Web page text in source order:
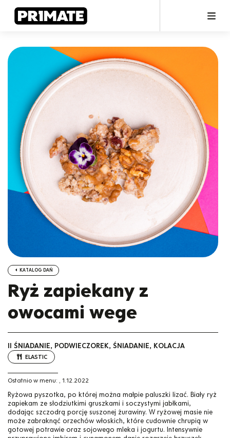
KATALOG DAŃ
Ryż zapiekany z
owocami wege
II ŚNIADANIE, PODWIECZOREK, ŚNIADANIE, KOLACJA
ELASTIC
Ostatnio w menu: , 1.12.2022
Ryżowa pyszotka, po której można małpie paluszki lizać. Biały ryż
zapiekam ze słodziutkimi gruszkami i soczystymi jabłkami,
dodając szczodrą porcję suszonej żurawiny. W ryżowej masie nie
może zabraknąć orzechów włoskich, które cudownie chrupią w
gotowej potrawie oraz sojowego mleka i jogurtu. Intensywnie